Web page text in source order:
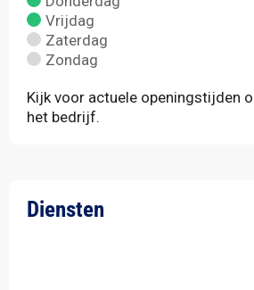
Vrijdag
Zaterdag
Zondag
Kijk voor actuele openingstijden
het bedrijf.
Diensten